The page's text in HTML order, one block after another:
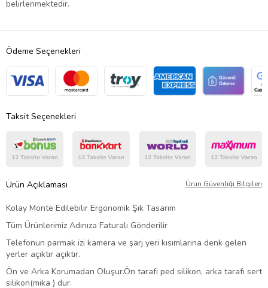
belirlenmektedir.
Ödeme Seçenekleri
Taksit Seçenekleri
Ürün Açıklaması Ürün Güvenliği Bilgileri
Kolay Monte Edilebilir Ergonomik Şık Tasarım
Tüm Ürünlerimiz Adınıza Faturalı Gönderilir
Telefonun parmak izi kamera ve şarj yeri kısımlarına denk gelen
yerler açıktır açıktır.
Ön ve Arka Korumadan Oluşur.Ön tarafı ped silikon, arka tarafı sert
silikon(mika ) dur.